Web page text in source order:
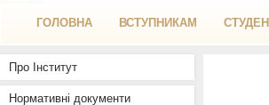
ГОЛОВНА ВСТУПНИКАМ
Про Інститут
Нормативні документи